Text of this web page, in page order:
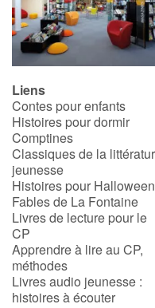
Liens
Contes pour enfants
Histoires pour dormir
Comptines
Classiques de la
jeunesse
Histoires pour Halloween
Fables de La Fontaine
Livres de lecture pour le
CP
Apprendre à lire au CP,
méthodes
Livres audio jeunesse :
histoires à écouter